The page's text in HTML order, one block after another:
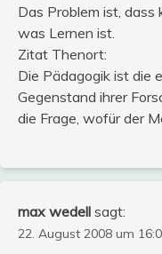
Das Problem ist, dass
was Lernen ist.
Zitat Thenort:
Die Pädagogik ist die
Gegenstand ihrer
die Frage, wofür der
max wedell sagt:
22. August 2008 um